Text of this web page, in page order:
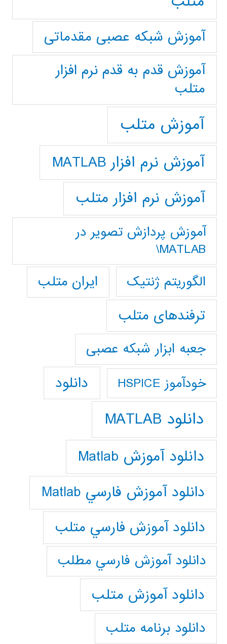
آموزش شبکه عصبی مقدماتی
آموزش قدم به قدم نرم افزار
متلب
آموزش متلب
آموزش نرم افزار MATLAB
آموزش نرم افزار متلب
آموزش پردازش تصوير در
MATLAB\
الگوریتم ژنتیک
ایران متلب
ترفندهای متلب
جعبه ابزار شبکه عصبی
خودآموز HSPICE دانلود
دانلود MATLAB
دانلود آموزش Matlab
دانلود آموزش فارسي Matlab
دانلود آموزش فارسي متلب
دانلود آموزش فارسي مطلب
دانلود آموزش متلب
دانلود برنامه متلب